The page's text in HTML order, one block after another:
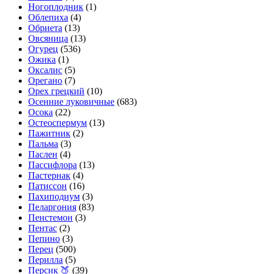
Ногоплодник (1)
Облепиха (4)
Обриета (13)
Овсяница (13)
Огурец (536)
Ожика (1)
Оксалис (5)
Орегано (7)
Орех грецкий (10)
Осенние луковичные (683)
Осока (22)
Остеоспермум (13)
Пажитник (2)
Пальма (3)
Паслен (4)
Пассифлора (13)
Пастернак (4)
Патиссон (16)
Пахиподиум (3)
Пеларгония (83)
Пенстемон (3)
Пентас (2)
Пепино (3)
Перец (500)
Перилла (5)
Персик 🍑 (39)